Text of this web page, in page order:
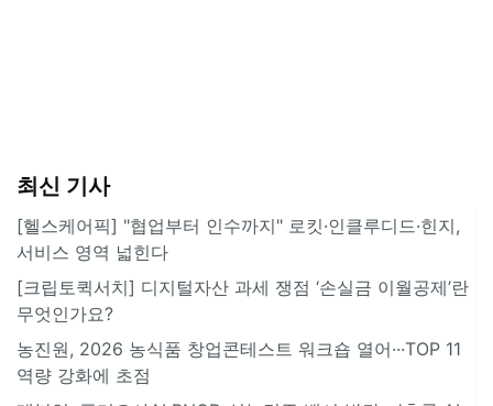
최신 기사
[헬스케어픽] "협업부터 인수까지" 로킷·인클루디드·힌지,
서비스 영역 넓힌다
[크립토퀵서치] 디지털자산 과세 쟁점 ‘손실금 이월공제’란
무엇인가요?
농진원, 2026 농식품 창업콘테스트 워크숍 열어···TOP 11
역량 강화에 초점